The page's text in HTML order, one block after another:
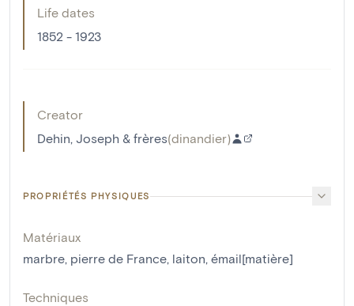
Life dates
1852 - 1923
Creator
Dehin, Joseph & frères(dinandier)
PROPRIÉTÉS PHYSIQUES
Matériaux
marbre, pierre de France, laiton, émail[matière]
Techniques